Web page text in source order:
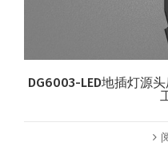
DG6003-LED地插灯源